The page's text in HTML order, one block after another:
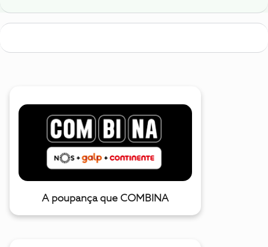
A poupança que COMBINA